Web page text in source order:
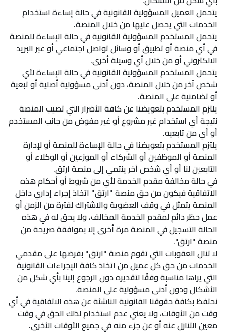
يتحمل العميل المسؤولية القانونية في حالة إساءة استخدام
الخدمات التي يحصل عليها من خلال المنصة.
يتحمل المستخدم المسؤولية القانونية في حالة الإساءة للمنصة
في أي منصة أو تطبيق أو وسائل تواصل اجتماعي أو عبر البريد
الالكتروني أو من خلال أي وسيلة أخرى.
يتحمل المستخدم المسؤولية القانونية في حالة الإساءة لأي
شخص آخر من خلال المنصة، دون أدنى مسؤولية أصلية أو تبعية
أو تضامنية على المنصة.
يلتزم المستخدم بتعويضنا عن كافة الأضرار التي تصيب المنصة
نتيجة أي استخدام غير مشروع أو غير مفوض من جانب المستخدم
أو أي من تابعيه.
يلتزم المستخدم بتعويضنا في حالة الإساءة للمنصة أو لإدارة
المنصة أو الموظفين أو الشركاء أو الموزعين أو الوكلاء أو
التابعين لنا أو أي شخص آخر ينتمي إلى منصة ارتق.
في حالة مخالفة مقدم الخدمة لأي من شروط أو أحكام هذه
الاتفاقية فيكون من حق منصة "ارتق" اتخاذ إجراء إداري داخل
المنصة يتمثل في وقف العضوية والاشتراك لفترة من الزمن أو
عمل حظر دائم لمقدم الخدمة المخالف، ولا يحق له في هذه
الحالة التسجيل في المنصة مرة أخرى إلا بموافقة صريحة من
منصة "ارتق".
لا تنال العقوبات التي تقوم منصة "ارتق" بفرضها على مقدمي
الخدمات من حق كل عميل من اتخاذ كافة الإجراءات القانونية
التي يراها مناسبة وفقًا لتقديره دون الرجوع إلينا بأي شكل من
الأشكال ودون أدنى مسؤولية على المنصة.
نحتفظ بكافة حقوقنا القانونية الناشئة عن هذه الاتفاقية في أي
وقت من الأوقات، ولا يعني عدم استخدام لذلك الحق في وقت
معين التنازل عنه أو عن جزء منه في جميع الأوقات الأخرى.